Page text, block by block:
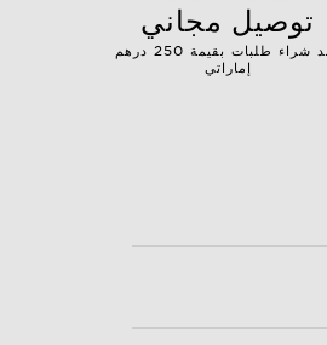
توصيل مجاني
عند شراء طلبات بقيمة 250 درهم
إماراتي